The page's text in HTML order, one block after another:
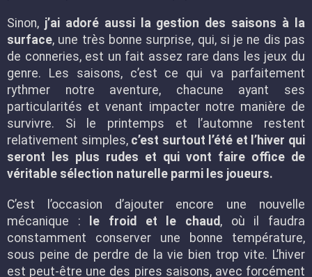
Sinon, j’ai adoré aussi la gestion des saisons à la
surface, une très bonne surprise, qui, si je ne dis pas
de conneries, est un fait assez rare dans les jeux du
genre. Les saisons, c’est ce qui va parfaitement
rythmer notre aventure, chacune ayant ses
particularités et venant impacter notre manière de
survivre. Si le printemps et l’automne restent
relativement simples, c’est surtout l’été et l’hiver qui
seront les plus rudes et qui vont faire office de
véritable sélection naturelle parmi les joueurs.
C’est l’occasion d’ajouter encore une nouvelle
mécanique : le froid et le chaud, où il faudra
constamment conserver une bonne température,
sous peine de perdre de la vie bien trop vite. L’hiver
est peut-être une des pires saisons, avec forcément